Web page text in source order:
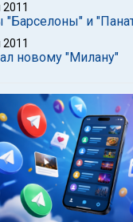
2011
и
2011
новому "Милану"